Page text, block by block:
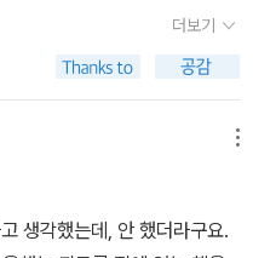
이 부른' 몬스터는 그러니까
의 다른 면. 몬스터를 대면한
던 코너는 몬스터조차 '제대로
킨 다음 비로소 균형을 찾는
는다. 그것은 바로 자기 안
께, 엄마가 죽어서 이 고통의
다는 것이다. '너는 엄마가 떠
랗게 눈물을 모으는 사람들.
으며 옛일을 회상하다 문득문
슬픈 것. 그럼에도 욕망은
리 데 루카- 차라리 아르페지
반스- 피할 수 있다고 해서
고 해서 피할 수 없는 것도 아
Babies - Anne Fine
[1993]Whispers in th
Dark Materials: B
[1995]Junk - Melvin
[1997]Skelling - Da
No Man's Land - Aidan
더보기
생각했는데, 안 했더라구요.